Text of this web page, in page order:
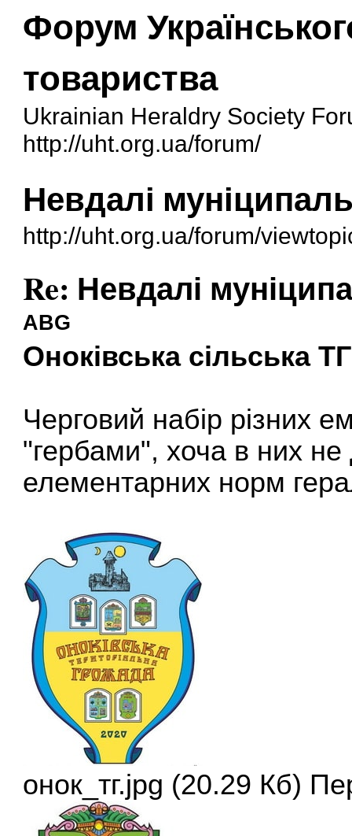
Форум
товариства
Ukrainian Heraldry Society
http://uht.org.ua/forum/
Невдалі
http://uht.org.ua/forum/
Re: Невдалі
ABG
Оноківська сільська
Черговий набір різних
"гербами", хоча в них не
елементарних норм
онок_тг.jpg (20.29 Кб)